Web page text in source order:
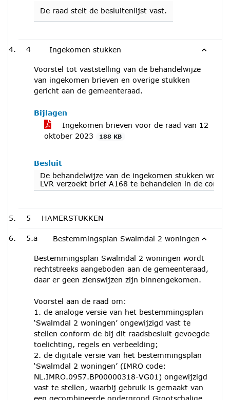
De raad stelt de besluitenlijst vast.
4 Ingekomen stukken
Voorstel tot vaststelling van de behandelwijze
van ingekomen brieven en overige stukken
gericht aan de gemeenteraad.
Bijlagen
Ingekomen brieven voor de raad van 12
oktober 2023
188 KB
Besluit
De behandelwijze van de ingekomen stukken
LVR verzoekt brief A168 te behandelen in de
5 HAMERSTUKKEN
5.a Bestemmingsplan Swalmdal 2 woningen
Bestemmingsplan Swalmdal 2 woningen wordt
rechtstreeks aangeboden aan de gemeenteraad,
daar er geen zienswijzen zijn binnengekomen.
Voorstel aan de raad om:
1. de analoge versie van het bestemmingsplan
‘Swalmdal 2 woningen’ ongewijzigd vast te
stellen conform de bij dit raadsbesluit gevoegde
toelichting, regels en verbeelding;
2. de digitale versie van het bestemmingsplan
‘Swalmdal 2 woningen’ (IMRO code:
NL.IMRO.0957.BP00000318-VG01) ongewijzigd
vast te stellen, waarbij gebruik is gemaakt van
een gecombineerde ondergrond Grootschalige